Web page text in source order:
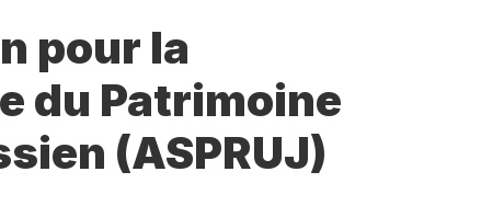
pour la
du Patrimoine
(ASPRUJ)